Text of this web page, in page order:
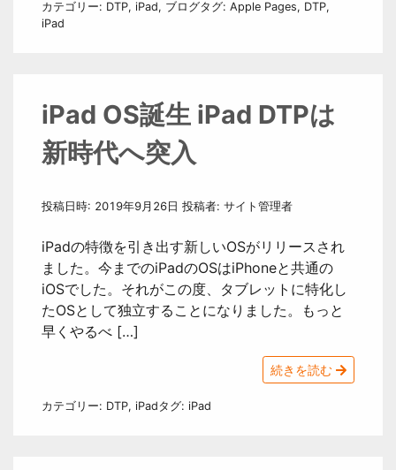
カテゴリー: DTP, iPad, ブログタグ: Apple Pages, DTP,
iPad
iPad OS誕生 iPad DTPは
新時代へ突入
投稿日時: 2019年9月26日 投稿者: サイト管理者
iPadの特徴を引き出す新しいOSがリリースされ
ました。今までのiPadのOSはiPhoneと共通の
iOSでした。それがこの度、タブレットに特化し
たOSとして独立することになりました。もっと
早くやるべ […]
続きを読む
カテゴリー: DTP, iPadタグ: iPad